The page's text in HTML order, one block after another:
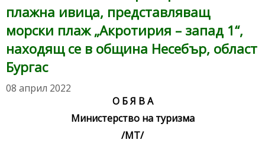
плажна ивица, представляващ
морски плаж „Акротирия – запад 1“,
находящ се в община Несебър, област
Бургас
08 април 2022
О Б Я В А
Министерство на туризма
/МТ/